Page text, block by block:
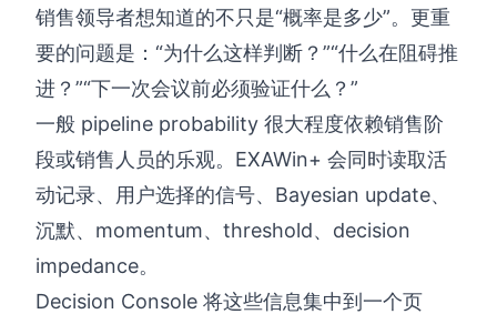
销售领导者想知道的不只是“概率是多少”。更重
要的问题是：“为什么这样判断？”“什么在阻碍推
进？”“下一次会议前必须验证什么？”
一般 pipeline probability 很大程度依赖销售阶
段或销售人员的乐观。EXAWin+ 会同时读取活
动记录、用户选择的信号、Bayesian update、
沉默、momentum、threshold、decision
impedance。
Decision Console 将这些信息集中到一个页